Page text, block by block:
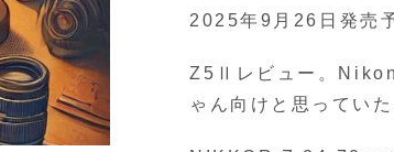
2025年9月26日発売
Z5Ⅱレビュー。
ゃん向けと思っていた